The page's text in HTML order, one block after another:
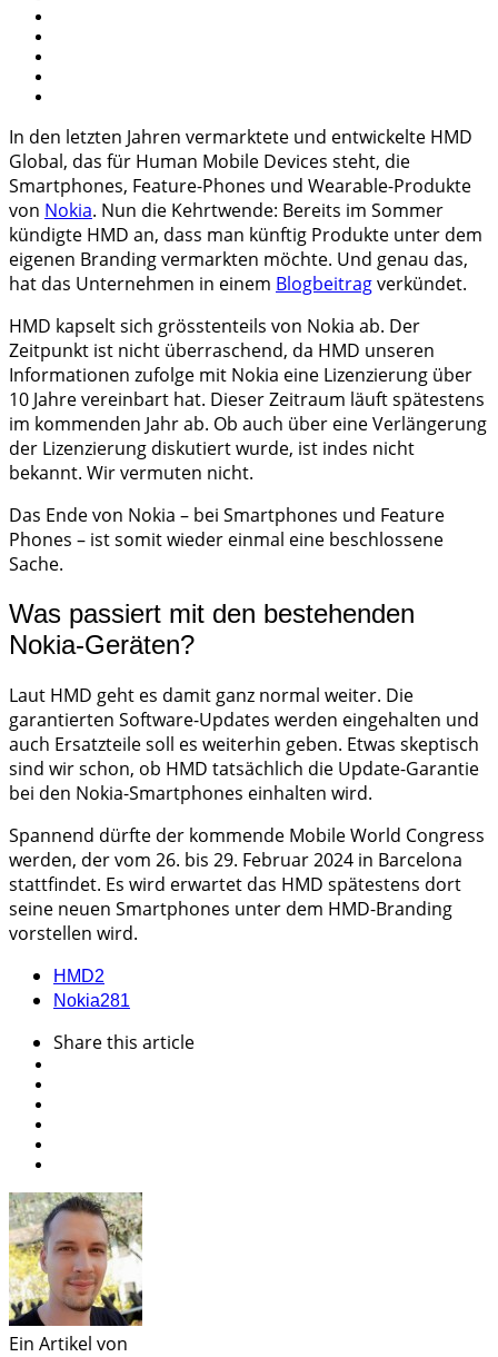
In den letzten Jahren vermarktete und entwickelte HMD
Global, das für Human Mobile Devices steht, die
Smartphones, Feature-Phones und Wearable-Produkte
von Nokia. Nun die Kehrtwende: Bereits im Sommer
kündigte HMD an, dass man künftig Produkte unter dem
eigenen Branding vermarkten möchte. Und genau das,
hat das Unternehmen in einem Blogbeitragverkündet.
HMD kapselt sich grösstenteils von Nokia ab. Der
Zeitpunkt ist nicht überraschend, da HMD unseren
Informationen zufolge mit Nokia eine Lizenzierung über
10 Jahre vereinbart hat. Dieser Zeitraum läuft spätestens
im kommenden Jahr ab. Ob auch über eine Verlängerung
der Lizenzierung diskutiert wurde, ist indes nicht
bekannt. Wir vermuten nicht.
Das Ende von Nokia – bei Smartphones und Feature
Phones – ist somit wieder einmal eine beschlossene
Sache.
Was passiert mit den bestehenden
Nokia-Geräten?
Laut HMD geht es damit ganz normal weiter. Die
garantierten Software-Updates werden eingehalten und
auch Ersatzteile soll es weiterhin geben. Etwas skeptisch
sind wir schon, ob HMD tatsächlich die Update-Garantie
bei den Nokia-Smartphones einhalten wird.
Spannend dürfte der kommende Mobile World Congress
werden, der vom 26. bis 29. Februar 2024 in Barcelona
stattfindet. Es wird erwartet das HMD spätestens dort
seine neuen Smartphones unter dem HMD-Branding
vorstellen wird.
HMD2
Nokia281
Sharethis article
Ein Artikel von